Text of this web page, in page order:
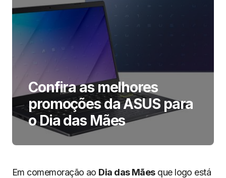
Confira as melhores
promoções da ASUS para
o Dia das Mães
Em comemoração ao Dia das Mãesque logo está